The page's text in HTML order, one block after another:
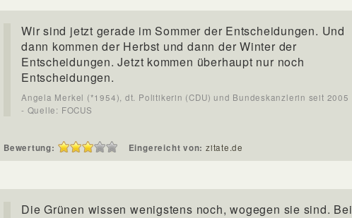
Wir sind jetzt gerade im Sommer der Entscheidungen. Und
dann kommen der Herbst und dann der Winter der
Entscheidungen. Jetzt kommen überhaupt nur noch
Entscheidungen.
Angela Merkel (*1954), dt. Politikerin (CDU) und Bundeskanzlerin seit 2005
- Quelle: FOCUS
Bewertung: Eingereicht von: zitate.de
Die Grünen wissen wenigstens noch, wogegen sie sind. Bei